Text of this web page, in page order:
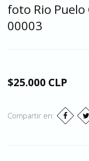
foto Rio
00003
$25.000 CLP
Compartir en: